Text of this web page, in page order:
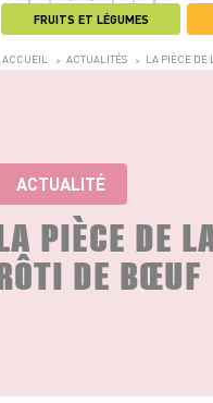
FRUITS ET LÉGUMES
ACCUEIL > ACTUALITÉS > LA PIÈCE DE
ACTUALITÉ
PIÈCE DE
DE BŒUF